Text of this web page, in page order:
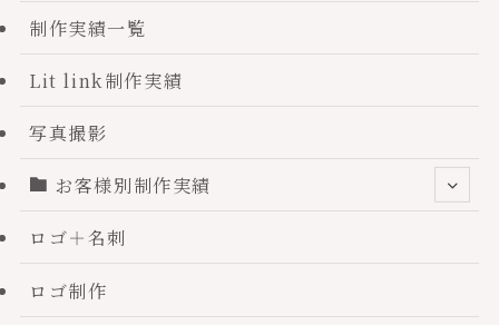
制作実績一覧
Lit link制作実績
写真撮影
お客様別制作実績
ロゴ＋名刺
ロゴ制作